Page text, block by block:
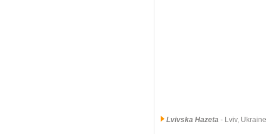
Lvivska Hazeta - Lviv,